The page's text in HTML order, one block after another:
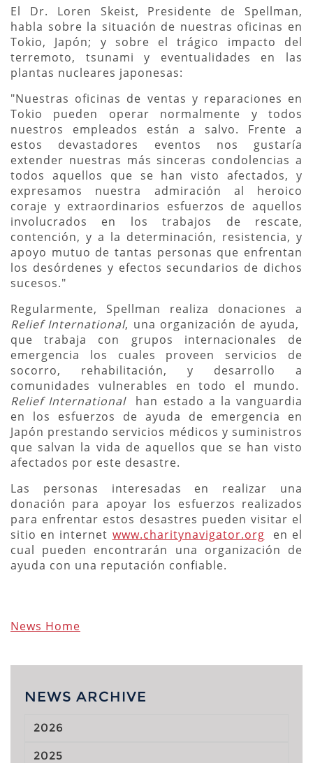
El Dr. Loren Skeist, Presidente de Spellman,
habla sobre la situación de nuestras oficinas en
Tokio, Japón; y sobre el trágico impacto del
terremoto, tsunami y eventualidades en las
plantas nucleares japonesas:
"Nuestras oficinas de ventas y reparaciones en
Tokio pueden operar normalmente y todos
nuestros empleados están a salvo. Frente a
estos devastadores eventos nos gustaría
extender nuestras más sinceras condolencias a
todos aquellos que se han visto afectados, y
expresamos nuestra admiración al heroico
coraje y extraordinarios esfuerzos de aquellos
involucrados en los trabajos de rescate,
contención, y a la determinación, resistencia, y
apoyo mutuo de tantas personas que enfrentan
los desórdenes y efectos secundarios de dichos
sucesos."
Regularmente, Spellman realiza donaciones a
Relief International, una organización de ayuda,
que trabaja con grupos internacionales de
emergencia los cuales proveen servicios de
socorro, rehabilitación, y desarrollo a
comunidades vulnerables en todo el mundo.
Relief Internationalhan estado a la vanguardia
en los esfuerzos de ayuda de emergencia en
Japón prestando servicios médicos y suministros
que salvan la vida de aquellos que se han visto
afectados por este desastre.
Las personas interesadas en realizar una
donación para apoyar los esfuerzos realizados
para enfrentar estos desastres pueden visitar el
sitio en internet www.charitynavigator.org en el
cual pueden encontrarán una organización de
ayuda con una reputación confiable.
News Home
NEWS ARCHIVE
2026
2025